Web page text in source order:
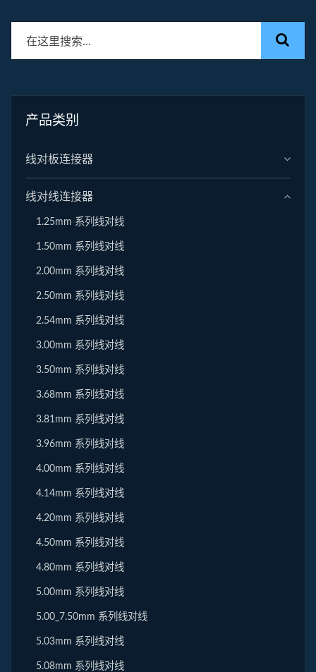
产品类别
线对板连接器
线对线连接器
1.25mm 系列线对线
1.50mm 系列线对线
2.00mm 系列线对线
2.50mm 系列线对线
2.54mm 系列线对线
3.00mm 系列线对线
3.50mm 系列线对线
3.68mm 系列线对线
3.81mm 系列线对线
3.96mm 系列线对线
4.00mm 系列线对线
4.14mm 系列线对线
4.20mm 系列线对线
4.50mm 系列线对线
4.80mm 系列线对线
5.00mm 系列线对线
5.00_7.50mm 系列线对线
5.03mm 系列线对线
5.08mm 系列线对线